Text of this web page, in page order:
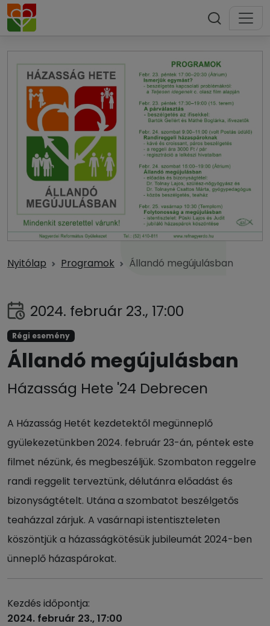
Nyitólap Programok Állandó megújulásban
2024. február 23., 17:00
Régi esemény
Állandó megújulásban
Házasság Hete '24 Debrecen
A Házasság Hetét kezdetektől megünneplő
gyülekezetünkben 2024. február 23-án, péntek este
filmet nézünk, és megbeszéljük. Szombaton reggelre
randi reggelit terveztünk, délutánra előadást és
bizonyságtételt. Utána a szombatot beszélgetős
teaházzal zárjuk. A vasárnapi istentiszteleten
köszöntjük a házasságkötésük jubileumát 2024-ben
ünneplő házaspárokat.
Kezdés időpontja:
2024. február 23., 17:00